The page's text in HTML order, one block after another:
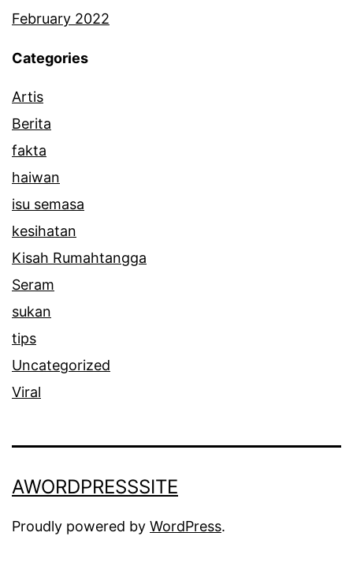
February 2022
Categories
Artis
Berita
fakta
haiwan
isu semasa
kesihatan
Kisah Rumahtangga
Seram
sukan
tips
Uncategorized
Viral
AWORDPRESSSITE
Proudly powered by WordPress.